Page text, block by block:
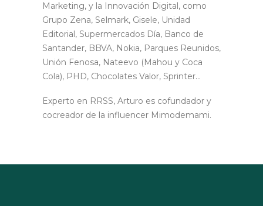
Marketing, y la Innovación Digital, como
Grupo Zena, Selmark, Gisele, Unidad
Editorial, Supermercados Día, Banco de
Santander, BBVA, Nokia, Parques Reunidos,
Unión Fenosa, Nateevo (Mahou y Coca
Cola), PHD, Chocolates Valor, Sprinter…
Experto en RRSS, Arturo es cofundador y
cocreador de la influencer Mimodemami.